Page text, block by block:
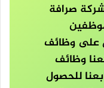
صرافة
على وظائف
وظائف
100% تابعنا للحصول